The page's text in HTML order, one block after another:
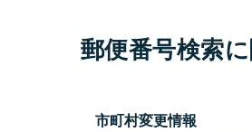
郵便番号検索
市町村変更情報